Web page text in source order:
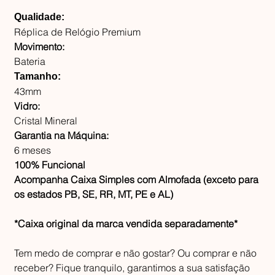
Qualidade:
Réplica de Relógio Premium
Movimento:
Bateria
Tamanho:
43mm
Vidro:
Cristal Mineral
Garantia na Máquina:
6 meses
100% Funcional
Acompanha Caixa Simples com Almofada (exceto para
os estados PB, SE, RR, MT, PE e AL)
*Caixa original da marca vendida separadamente*
Tem medo de comprar e não gostar? Ou comprar e não
receber? Fique tranquilo, garantimos a sua satisfação